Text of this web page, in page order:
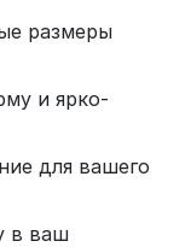
размеры
и ярко-
для вашего
в ваш